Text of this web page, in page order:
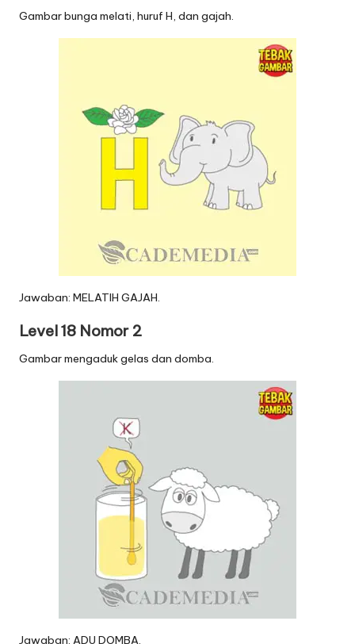
Gambar bunga melati, huruf H, dan gajah.
Jawaban: MELATIH GAJAH.
Level 18 Nomor 2
Gambar mengaduk gelas dan domba.
Jawaban: ADU DOMBA.